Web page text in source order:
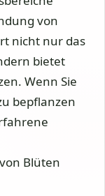
von
nicht nur das
bietet
Wenn Sie
bepflanzen
Blüten